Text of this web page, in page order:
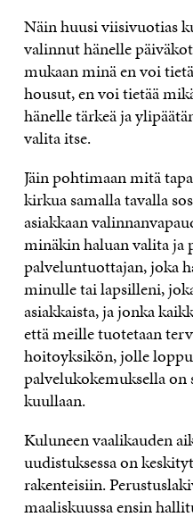
Näin huusi viisivuotias
valinnut hänelle
mukaan minä en voi
housut, en voi tietää
hänelle tärkeä ja
valita itse.
Jäin pohtimaan mitä
kirkua samalla tavalla
asiakkaan
minäkin haluan valita ja
palveluntuottajan, joka
minulle tai lapsilleni,
asiakkaista, ja jonka
että meille tuotetaan
hoitoyksikön, jolle
palvelukokemuksella
kuullaan.
Kuluneen vaalikauden
uudistuksessa on
rakenteisiin.
maaliskuussa ensin